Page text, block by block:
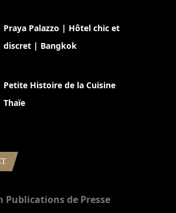
Praya Palazzo | Hôtel chic et
discret | Bangkok
Petite Histoire de la Cuisine
Thaïe
Publications de Presse